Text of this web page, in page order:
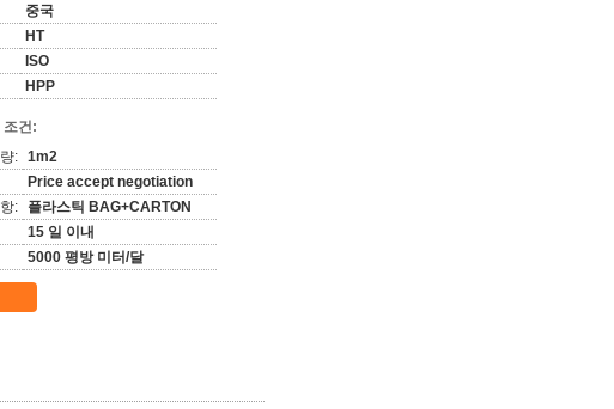
중국
HT
ISO
HPP
조건:
: 1m2
Price accept negotiation
:
플라스틱 BAG+CARTON
15 일 이내
5000 평방 미터/달